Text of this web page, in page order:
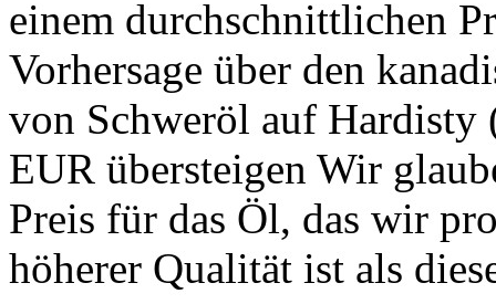
einem durchschnittlichen
Vorhersage über den
von Schweröl auf
EUR übersteigen Wir
Preis für das Öl, das wir
höherer Qualität ist als